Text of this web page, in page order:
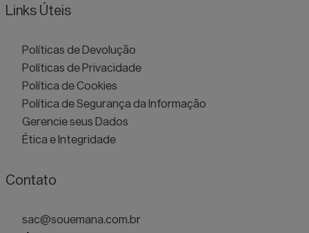
Links Úteis
Políticas de Devolução
Políticas de Privacidade
Política de Cookies
Política de Segurança da Informação
Gerencie seus Dados
Ética e Integridade
Contato
sac@souemana.com.br